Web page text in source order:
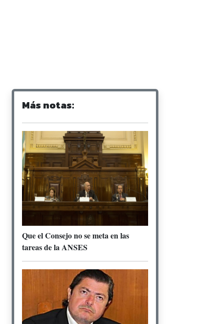
Más notas:
Que el Consejo no se meta en las
tareas de la ANSES